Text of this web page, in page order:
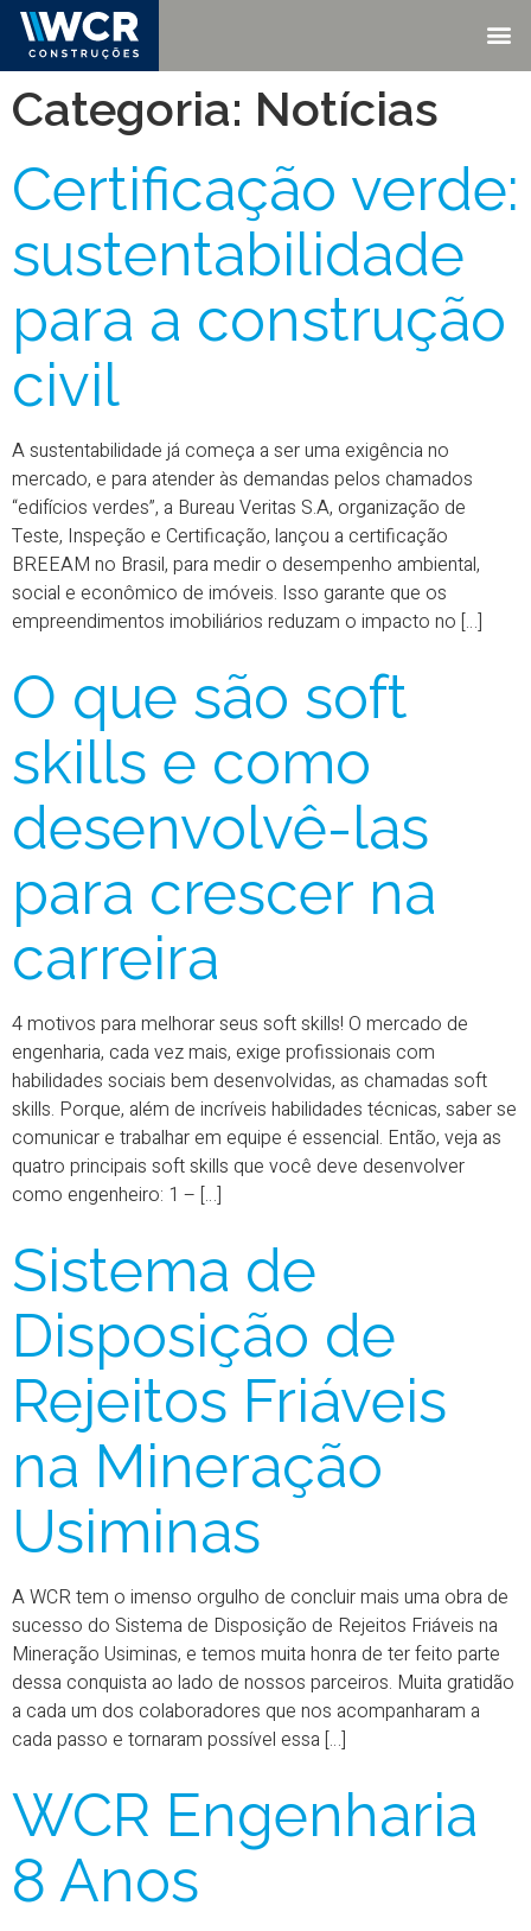
Categoria: Notícias
Certificação verde:
sustentabilidade
para a construção
civil
A sustentabilidade já começa a ser uma exigência no
mercado, e para atender às demandas pelos chamados
“edifícios verdes”, a Bureau Veritas S.A, organização de
Teste, Inspeção e Certificação, lançou a certificação
BREEAM no Brasil, para medir o desempenho ambiental,
social e econômico de imóveis. Isso garante que os
empreendimentos imobiliários reduzam o impacto no […]
O que são soft
skills e como
desenvolvê-las
para crescer na
carreira
4 motivos para melhorar seus soft skills! O mercado de
engenharia, cada vez mais, exige profissionais com
habilidades sociais bem desenvolvidas, as chamadas soft
skills. Porque, além de incríveis habilidades técnicas, saber se
comunicar e trabalhar em equipe é essencial. Então, veja as
quatro principais soft skills que você deve desenvolver
como engenheiro: 1 – […]
Sistema de
Disposição de
Rejeitos Friáveis
na Mineração
Usiminas
A WCR tem o imenso orgulho de concluir mais uma obra de
sucesso do Sistema de Disposição de Rejeitos Friáveis na
Mineração Usiminas, e temos muita honra de ter feito parte
dessa conquista ao lado de nossos parceiros. Muita gratidão
a cada um dos colaboradores que nos acompanharam a
cada passo e tornaram possível essa […]
WCR Engenharia
8 Anos